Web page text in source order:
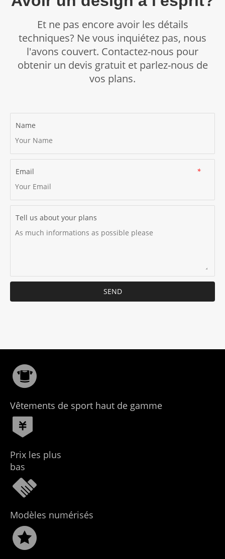
équipe du service client et elle la transmettra à notre
équipe des réclamations. Notre équipe des réclamations
traitera votre réclamation conformément aux délais
indiqués ci-dessus.
Et ne pas encore avoir les détails
techniques? Ne vous inquiétez pas, nous
l'avons couvert. Contactez-nous pour
obtenir un devis gratuit et parlez-nous de
vos plans.
Name
*
Email
Tell us about your plans
SEND
Vêtements de sport haut de gamme
Prix ​​les plus
bas
Modèles numérisés